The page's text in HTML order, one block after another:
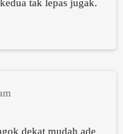
tak lepas jugak.
dekat mudah ade